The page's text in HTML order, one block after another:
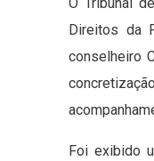
O Tribunal
Direitos da
conselheiro
Foi exibido